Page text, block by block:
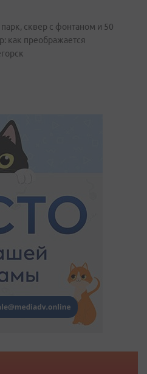
сквер с фонтаном и 50
как преображается